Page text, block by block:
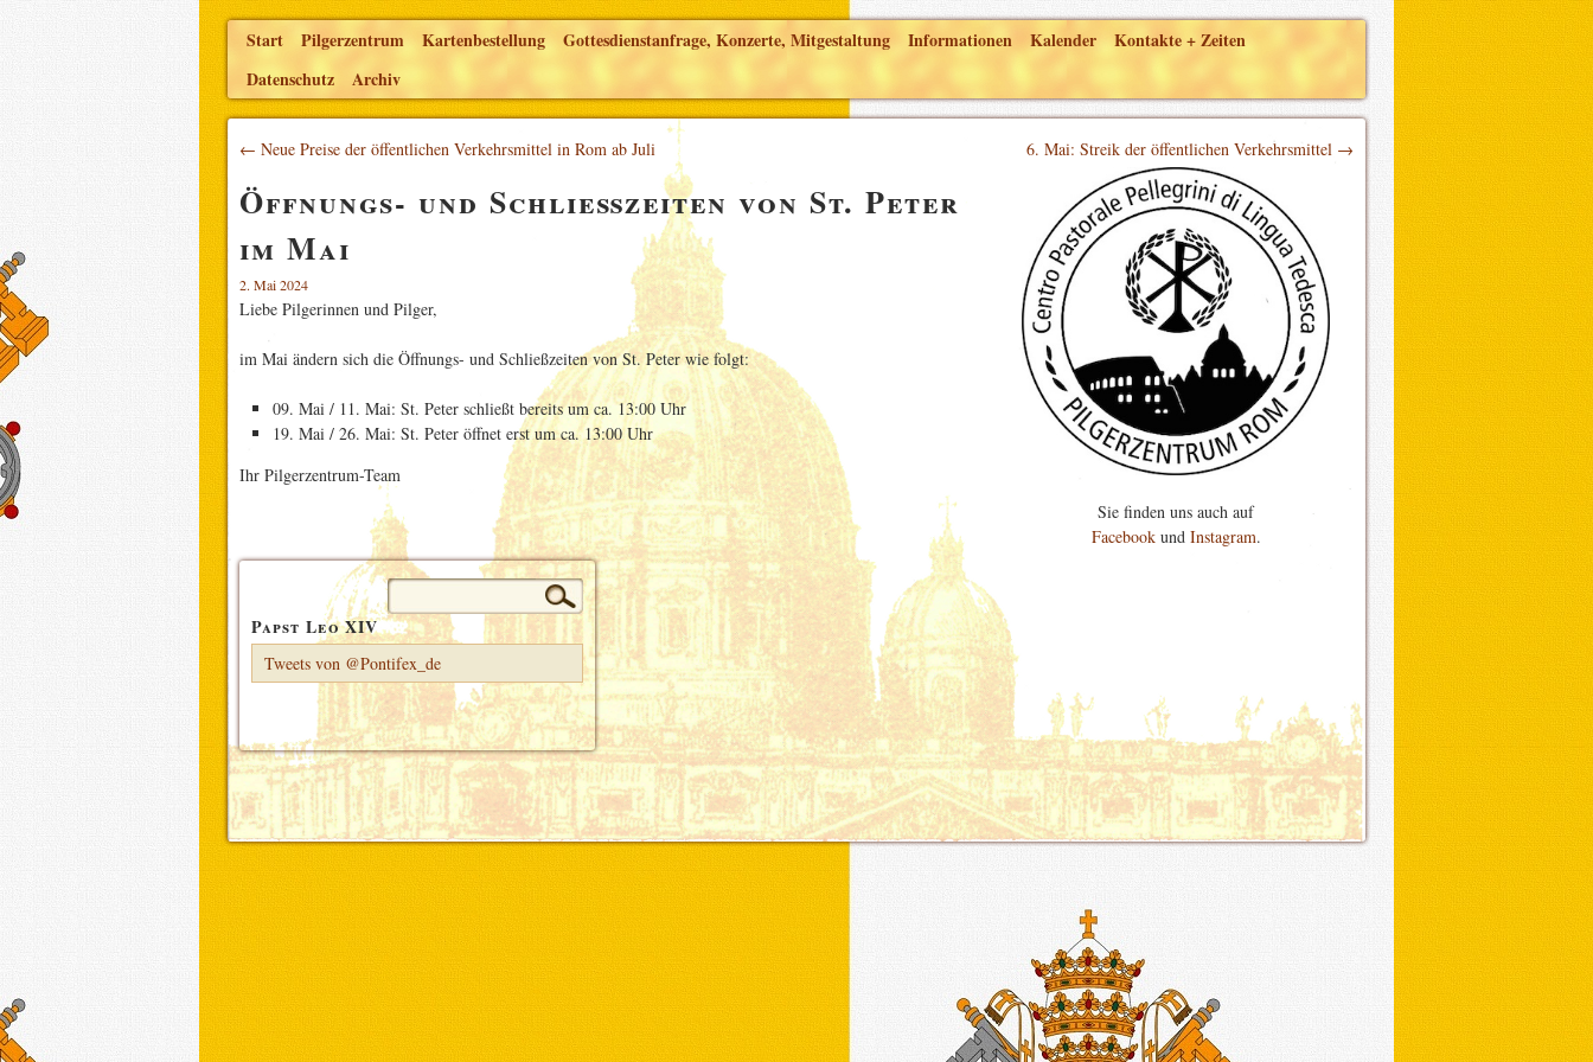
Start Pilgerzentrum Kartenbestellung Gottesdienstanfrage, Konzerte, Mitgestaltung Informationen Kalender
Kontakte + Zeiten
Datenschutz
Archiv
← Neue Preise der öffentlichen Verkehrsmittel in Rom ab Juli 6. Mai: Streik der öffentlichen Verkehrsmittel →
Öffnungs- und Schließzeiten von St. Peter
im Mai
2. Mai 2024
Liebe Pilgerinnen und Pilger,
im Mai ändern sich die Öffnungs- und Schließzeiten von St. Peter wie folgt:
09. Mai / 11. Mai: St. Peter schließt bereits um ca. 13:00 Uhr
19. Mai / 26. Mai: St. Peter öffnet erst um ca. 13:00 Uhr
Ihr Pilgerzentrum-Team
Sie finden uns auch auf
Facebookund Instagram.
Suchen
nach:
Papst Leo XIV
Tweets von @Pontifex_de